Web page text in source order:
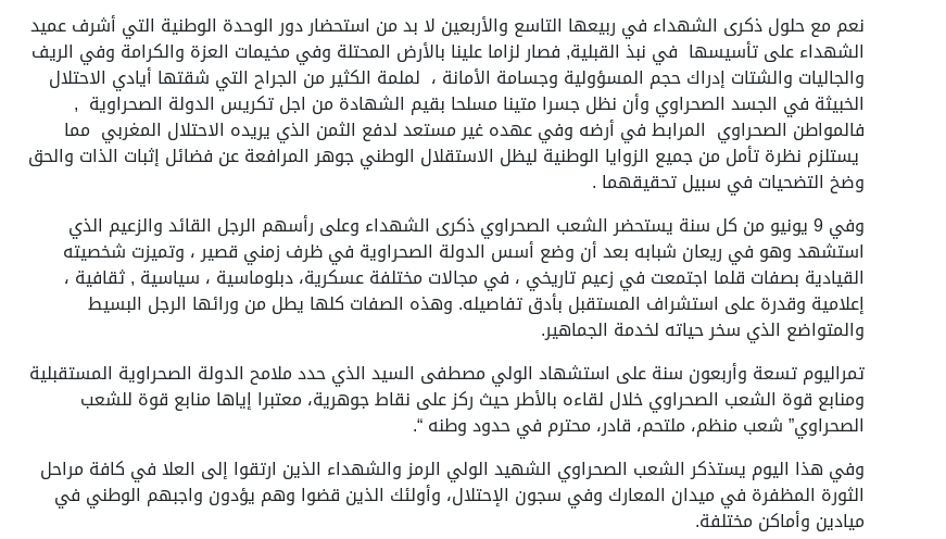
نعم مع حلول ذكرى الشهداء في ربيعها التاسع والأربعين لا بد من استحضار دور الوحدة الوطنية التي أشرف عميد
الشهداء على تأسيسها في نبذ القبلية, فصار لزاما علينا بالأرض المحتلة وفي مخيمات العزة والكرامة وفي الريف
والجاليات والشتات إدراك حجم المسؤولية وجسامة الأمانة ، لملمة الكثير من الجراح التي شقتها أيادي الاحتلال
الخبيثة في الجسد الصحراوي وأن نظل جسرا متينا مسلحا بقيم الشهادة من اجل تكريس الدولة الصحراوية ,
فالمواطن الصحراوي المرابط في أرضه وفي عهده غير مستعد لدفع الثمن الذي يريده الاحتلال المغربي مما
يستلزم نظرة تأمل من جميع الزوايا الوطنية ليظل الاستقلال الوطني جوهر المرافعة عن فضائل إثبات الذات والحق
وضخ التضحيات في سبيل تحقيقهما .
وفي 9 يونيو من كل سنة يستحضر الشعب الصحراوي ذكرى الشهداء وعلى رأسهم الرجل القائد والزعيم الذي
استشهد وهو في ريعان شبابه بعد أن وضع أسس الدولة الصحراوية في ظرف زمني قصير ، وتميزت شخصيته
القيادية بصفات قلما اجتمعت في زعيم تاريخي ، في مجالات مختلفة عسكرية، دبلوماسية ، سياسية , ثقافية ،
إعلامية وقدرة على استشراف المستقبل بأدق تفاصيله. وهذه الصفات كلها يطل من ورائها الرجل البسيط
والمتواضع الذي سخر حياته لخدمة الجماهير.
تمراليوم تسعة وأربعون سنة على استشهاد الولي مصطفى السيد الذي حدد ملامح الدولة الصحراوية المستقبلية
ومنابع قوة الشعب الصحراوي خلال لقاءه بالأطر حيث ركز على نقاط جوهرية، معتبرا إياها منابع قوة للشعب
الصحراوي” شعب منظم، ملتحم، قادر، محترم في حدود وطنه “.
وفي هذا اليوم يستذكر الشعب الصحراوي الشهيد الولي الرمز والشهداء الذين ارتقوا إلى العلا في كافة مراحل
الثورة المظفرة في ميدان المعارك وفي سجون الإحتلال، وأولئك الذين قضوا وهم يؤدون واجبهم الوطني في
ميادين وأماكن مختلفة.